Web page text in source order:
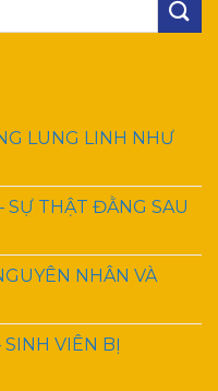
LUNG LINH NHƯ
SỰ THẬT ĐẰNG SAU
NHÂN VÀ
VIÊN BỊ